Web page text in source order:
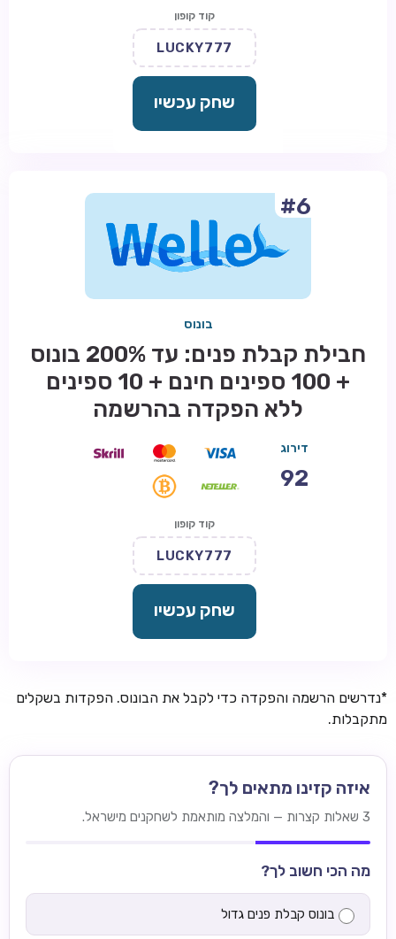
קוד קופון
LUCKY777
שחק עכשיו
#6
בונוס
חבילת קבלת פנים: עד 200% בונוס
+ 100 ספינים חינם + 10 ספינים
ללא הפקדה בהרשמה
דירוג
92
קוד קופון
LUCKY777
שחק עכשיו
*נדרשים הרשמה והפקדה כדי לקבל את הבונוס. הפקדות בשקלים
מתקבלות.
איזה קזינו מתאים לך?
3 שאלות קצרות — והמלצה מותאמת לשחקנים מישראל.
מה הכי חשוב לך?
בונוס קבלת פנים גדול